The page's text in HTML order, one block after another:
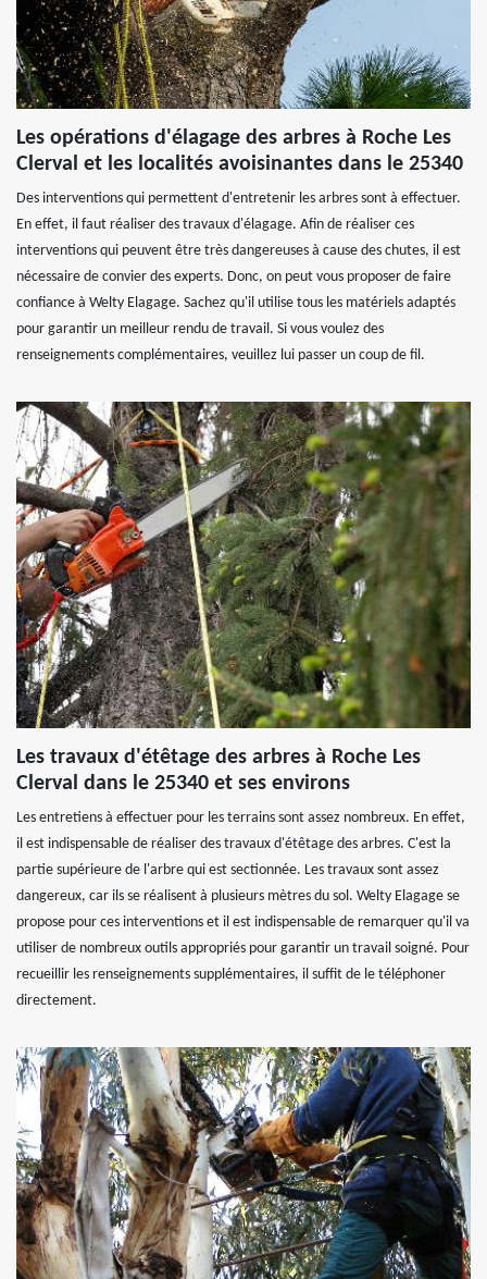
Les opérations d'élagage des arbres à Roche Les
Clerval et les localités avoisinantes dans le 25340
Des interventions qui permettent d'entretenir les arbres sont à effectuer.
En effet, il faut réaliser des travaux d'élagage. Afin de réaliser ces
interventions qui peuvent être très dangereuses à cause des chutes, il est
nécessaire de convier des experts. Donc, on peut vous proposer de faire
confiance à Welty Elagage. Sachez qu'il utilise tous les matériels adaptés
pour garantir un meilleur rendu de travail. Si vous voulez des
renseignements complémentaires, veuillez lui passer un coup de fil.
Les travaux d'étêtage des arbres à Roche Les
Clerval dans le 25340 et ses environs
Les entretiens à effectuer pour les terrains sont assez nombreux. En effet,
il est indispensable de réaliser des travaux d'étêtage des arbres. C'est la
partie supérieure de l'arbre qui est sectionnée. Les travaux sont assez
dangereux, car ils se réalisent à plusieurs mètres du sol. Welty Elagage se
propose pour ces interventions et il est indispensable de remarquer qu'il va
utiliser de nombreux outils appropriés pour garantir un travail soigné. Pour
recueillir les renseignements supplémentaires, il suffit de le téléphoner
directement.